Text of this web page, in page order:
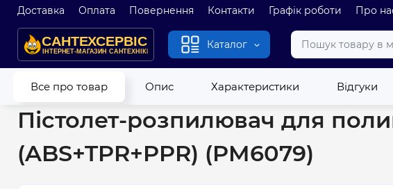
Доставка Оплата Повернення Контакти Графік роботи Про
Каталог
Все про товар Опис Характеристики Відгуки
Головна Полив Фітинг для поливу Пістолет-розпилювач для поливу
Пістолет-розпилювач для
(ABS+TPR+PPR) (PM6079)